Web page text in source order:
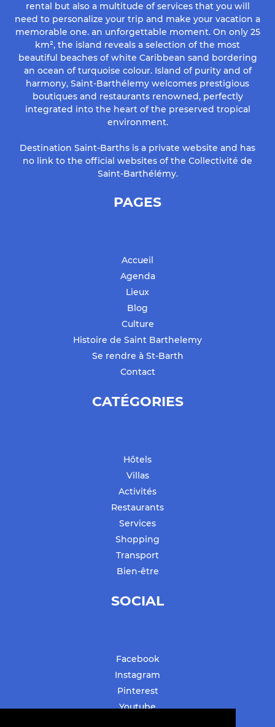
rental but also a multitude of services that you will
need to personalize your trip and make your vacation a
memorable one. an unforgettable moment. On only 25
km², the island reveals a selection of the most
beautiful beaches of white Caribbean sand bordering
an ocean of turquoise colour. Island of purity and of
harmony, Saint-Barthélemy welcomes prestigious
boutiques and restaurants renowned, perfectly
integrated into the heart of the preserved tropical
environment.
Destination Saint-Barths is a private website and has
no link to the official websites of the Collectivité de
Saint-Barthélémy.
PAGES
Accueil
Agenda
Lieux
Blog
Culture
Histoire de Saint Barthelemy
Se rendre à St-Barth
Contact
CATÉGORIES
Hôtels
Villas
Activités
Restaurants
Services
Shopping
Transport
Bien-être
SOCIAL
Facebook
Instagram
Pinterest
Youtube